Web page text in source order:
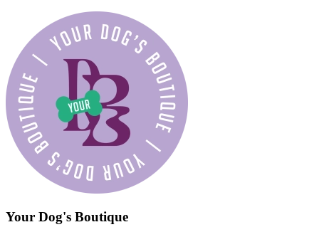
Your Dog's Boutique